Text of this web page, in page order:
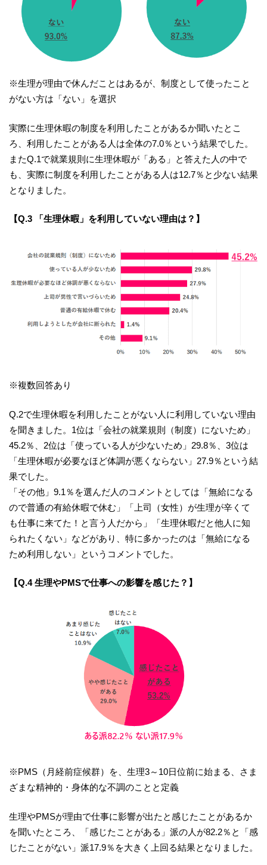
※生理が理由で休んだことはあるが、制度として使ったこと
がない方は「ない」を選択
実際に生理休暇の制度を利用したことがあるか聞いたとこ
ろ、利用したことがある人は全体の7.0％という結果でした。
またQ.1で就業規則に生理休暇が「ある」と答えた人の中で
も、実際に制度を利用したことがある人は12.7％と少ない結果
となりました。
【Q.3 「生理休暇」を利用していない理由は？】
※複数回答あり
Q.2で生理休暇を利用したことがない人に利用していない理由
を聞きました。1位は「会社の就業規則（制度）にないため」
45.2％、2位は「使っている人が少ないため」29.8％、3位は
「生理休暇が必要なほど体調が悪くならない」27.9％という結
果でした。
「その他」9.1％を選んだ人のコメントとしては「無給になる
ので普通の有給休暇で休む」「上司（女性）が生理が辛くて
も仕事に来てた！と言う人だから」「生理休暇だと他人に知
られたくない」などがあり、特に多かったのは「無給になる
ため利用しない」というコメントでした。
【Q.4 生理やPMSで仕事への影響を感じた？】
※PMS（月経前症候群）を、生理3～10日位前に始まる、さま
ざまな精神的・身体的な不調のことと定義
生理やPMSが理由で仕事に影響が出たと感じたことがあるか
を聞いたところ、「感じたことがある」派の人が82.2％と「感
じたことがない」派17.9％を大きく上回る結果となりました。